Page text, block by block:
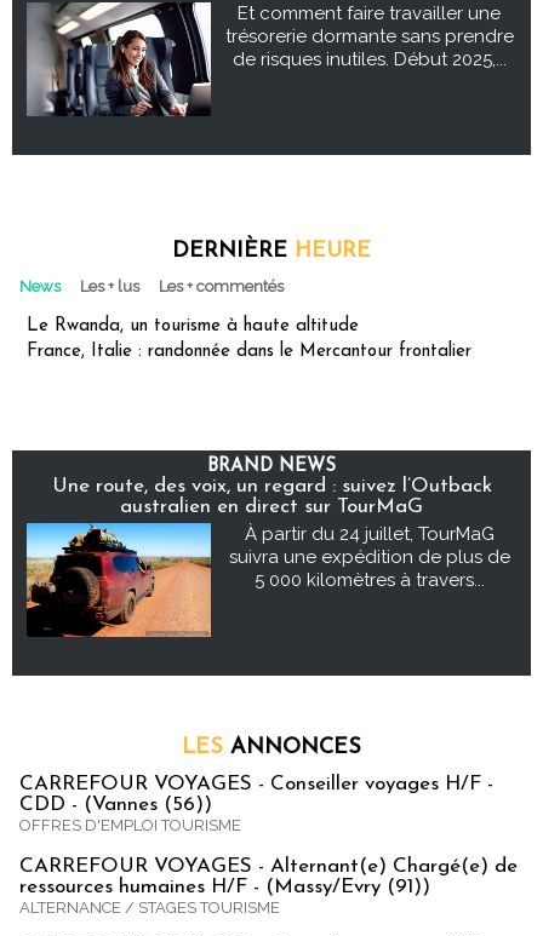
Et comment faire travailler une
trésorerie dormante sans prendre
de risques inutiles. Début 2025,...
DERNIÈRE HEURE
News Les + lus Les + commentés
Le Rwanda, un tourisme à haute altitude
France, Italie : randonnée dans le Mercantour frontalier
BRAND NEWS
Une route, des voix, un regard : suivez l’Outback
australien en direct sur TourMaG
À partir du 24 juillet, TourMaG
suivra une expédition de plus de
5 000 kilomètres à travers...
LES ANNONCES
CARREFOUR VOYAGES - Conseiller voyages H/F -
CDD - (Vannes (56))
OFFRES D'EMPLOI TOURISME
CARREFOUR VOYAGES - Alternant(e) Chargé(e) de
ressources humaines H/F - (Massy/Evry (91))
ALTERNANCE / STAGES TOURISME